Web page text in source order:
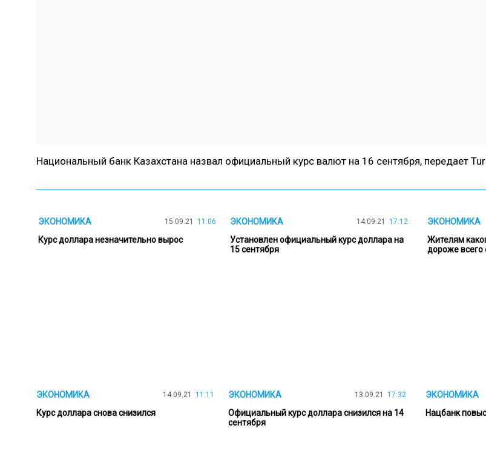
Национальный банк Казахстана назвал официальный курс валют на 16 сентября, передает
ЭКОНОМИКА 15.09.21 11:06
Курс доллара незначительно вырос
ЭКОНОМИКА 14.09.21 17:12
Установлен официальный курс доллара на
15 сентября
ЭКОНОМИКА
Жителям
дороже всего
ЭКОНОМИКА 14.09.21 11:11
Курс доллара снова снизился
ЭКОНОМИКА 13.09.21 17:32
Официальный курс доллара снизился на 14
сентября
ЭКОНОМИКА
Нацбанк